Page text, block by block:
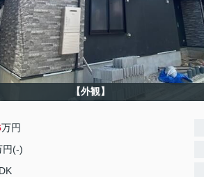
【外観】
万円
円(-)